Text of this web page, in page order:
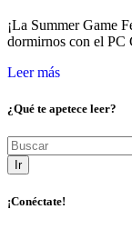
¡La Summer Game
dormirnos con el
Leer más
¿Qué te apetece leer?
Ir
¡Conéctate!